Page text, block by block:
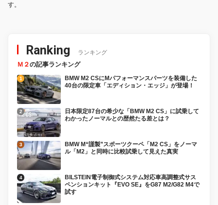
す。
Ranking ランキング
Ｍ２の記事ランキング
BMW M2 CSにMパフォーマンスパーツを装備した
40台の限定車「エディション・エッジ」が登場！
日本限定87台の希少な「BMW M2 CS」に試乗して
わかったノーマルとの歴然たる差とは？
BMW M“謹製”スポーツクーペ「M2 CS」をノーマ
ル「M2」と同時に比較試乗して見えた真実
BILSTEIN電子制御式システム対応車高調整式サス
ペンションキット『EVO SE』をG87 M2/G82 M4で
試す